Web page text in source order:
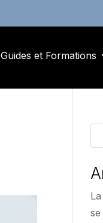
Guides et Formations